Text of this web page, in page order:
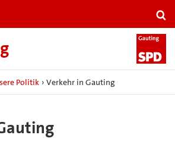
Politik › Verkehr in Gauting